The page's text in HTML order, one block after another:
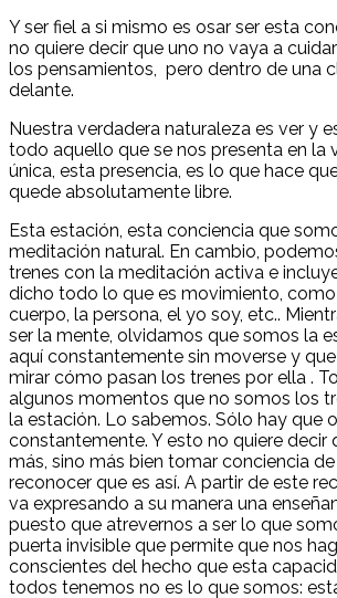
Y ser fiel a si mismo es osar ser esta
no quiere decir que uno no vaya a
los pensamientos, pero dentro de una
delante.
Nuestra verdadera naturaleza es ver y
todo aquello que se nos presenta en la
única, esta presencia, es lo que hace
quede absolutamente libre.
Esta estación, esta conciencia que
meditación natural. En cambio,
trenes con la meditación activa e
dicho todo lo que es movimiento,
cuerpo, la persona, el yo soy, etc..
ser la mente, olvidamos que somos la
aquí constantemente sin moverse y
mirar cómo pasan los trenes por ella .
algunos momentos que no somos los
la estación. Lo sabemos. Sólo hay que
constantemente. Y esto no quiere decir
más, sino más bien tomar conciencia
reconocer que es así. A partir de este
va expresando a su manera una
puesto que atrevernos a ser lo que
puerta invisible que permite que nos
conscientes del hecho que esta
todos tenemos no es lo que somos: